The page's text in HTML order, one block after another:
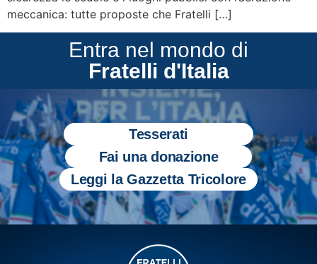
meccanica: tutte proposte che Fratelli […]
Entra nel mondo di
Fratelli d'Italia
Tesserati
Fai una donazione
Leggi la Gazzetta Tricolore